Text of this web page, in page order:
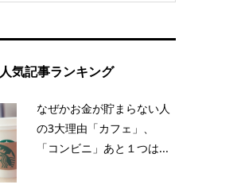
人気記事ランキング
なぜかお金が貯まらない人
の3大理由「カフェ」、
「コンビニ」あと１つは...